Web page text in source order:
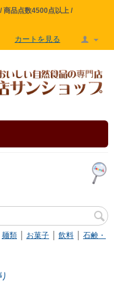
商品点数4500点以上 /
カートを見る
麺類 お菓子 飲料
石鹸・